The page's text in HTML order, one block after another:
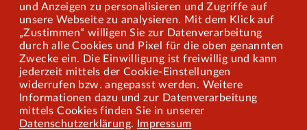
und Anzeigen zu personalisieren und Zugriffe auf
unsere Webseite zu analysieren. Mit dem Klick auf
„Zustimmen“ willigen Sie zur Datenverarbeitung
durch alle Cookies und Pixel für die oben genannten
Zwecke ein. Die Einwilligung ist freiwillig und kann
jederzeit mittels der Cookie-Einstellungen
widerrufen bzw. angepasst werden. Weitere
Informationen dazu und zur Datenverarbeitung
mittels Cookies finden Sie in unserer
Datenschutzerklärung. Impressum
Presse
Mitarbeiterportal
Barrierefreiheit
Mobilität lernen